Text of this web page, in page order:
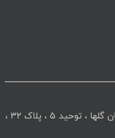
تهران ، شهرک غرب ، بلوار دریا ، خیابان گلها ، توحید 5 ، پلاک 32 ،